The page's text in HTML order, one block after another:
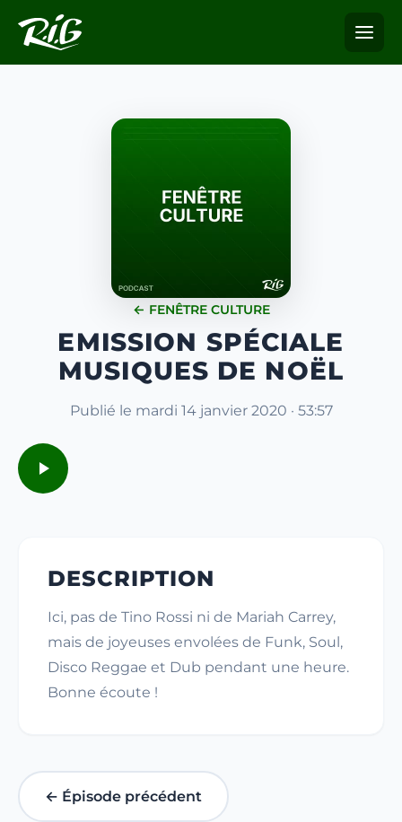
← FENÊTRE CULTURE
EMISSION SPÉCIALE
MUSIQUES DE NOËL
Publié le mardi 14 janvier 2020 · 53:57
DESCRIPTION
Ici, pas de Tino Rossi ni de Mariah Carrey,
mais de joyeuses envolées de Funk, Soul,
Disco Reggae et Dub pendant une heure.
Bonne écoute !
← Épisode précédent